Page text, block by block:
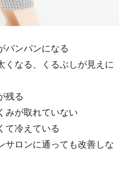
パンパンになる
くなる、くるぶしが見えに
残る
みが取れていない
て冷えている
サロンに通っても改善しな